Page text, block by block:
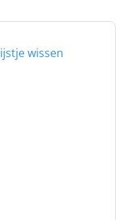
wissen